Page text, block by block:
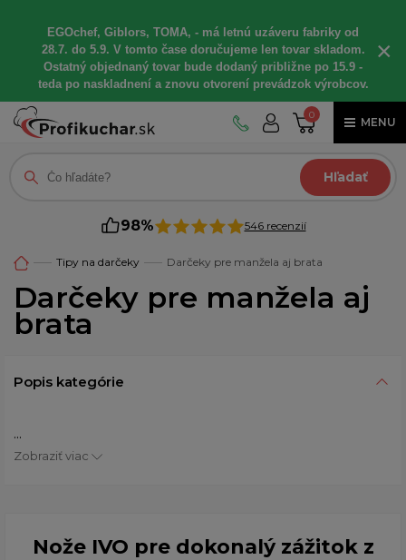
EGOchef, Giblors, TOMA, - má letnú uzáveru fabriky od
28.7. do 5.9. V tomto čase doručujeme len tovar skladom.
Ostatný objednaný tovar bude dodaný približne po 15.9 -
teda po naskladnení a znovu otvorení prevádzok výrobcov.
×
0
MENU
Hľadať
98% 546 recenzií
Tipy na darčeky Darčeky pre manžela aj brata
Darčeky pre manžela aj
brata
Popis kategórie
...
Zobraziť viac
Nože IVO pre dokonalý zážitok z